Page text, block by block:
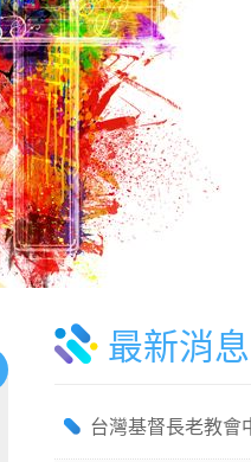
最新消息
台灣基督長老教會